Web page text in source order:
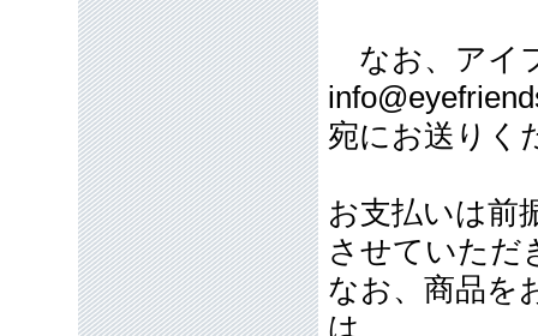
なお、アイ
宛にお送りく
お支払いは前
させていただ
なお、商品を
は